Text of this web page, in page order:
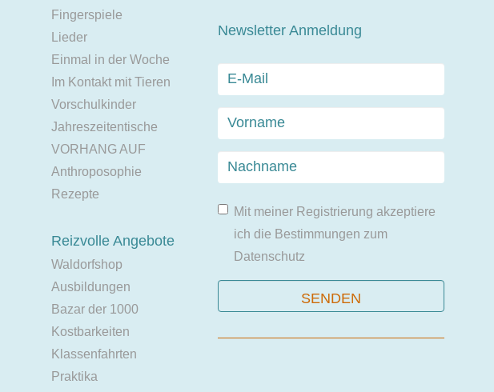
Fingerspiele
Lieder
Einmal in der Woche
Im Kontakt mit Tieren
Vorschulkinder
Jahreszeitentische
VORHANG AUF
Anthroposophie
Rezepte
Reizvolle Angebote
Waldorfshop
Ausbildungen
Bazar der 1000
Kostbarkeiten
Klassenfahrten
Praktika
Newsletter Anmeldung
Mit meiner Registrierung akzeptiere
ich die Bestimmungen zum
Datenschutz